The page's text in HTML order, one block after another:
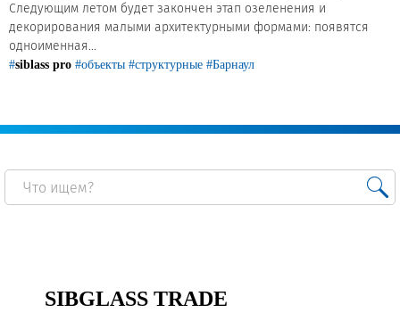
Стекло для строительства и интерьера
Стекло для машиностроения
Комплектующие для переработки стекла
заказчиков
Сертификаты на продукцию Sibglass Trade
Следующим летом будет закончен этап озеленения и
декорирования малыми архитектурными формами: появятся
одноименная...
#siblass pro #объекты #структурные #Барнаул
SIBGLASS TRADE